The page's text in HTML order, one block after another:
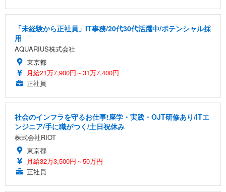
「未経験から正社員」IT事務/20代30代活躍中/ポテンシャル採
用
AQUARIUS株式会社
東京都
月給21万7,900円～31万7,400円
正社員
社会のインフラを守るお仕事!座学・実践・OJT研修あり/ITエ
ンジニア/手に職がつく/土日祝休み
株式会社RIOT
東京都
月給32万3,500円～50万円
正社員